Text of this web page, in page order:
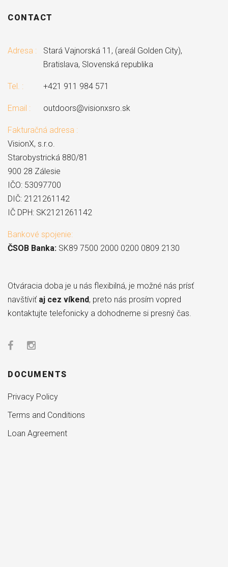
CONTACT
Adresa :
Stará Vajnorská 11, (areál Golden City),
Bratislava, Slovenská republika
Tel. : +421 911 984 571
Email : outdoors@visionxsro.sk
Fakturačná adresa :
VisionX, s.r.o.
Starobystrická 880/81
900 28 Zálesie
IČO: 53097700
DIČ: 2121261142
IČ DPH: SK2121261142
Bankové spojenie:
ČSOB Banka: SK89 7500 2000 0200 0809 2130
Otváracia doba je u nás flexibilná, je možné nás prísť
navštíviť aj cez víkend, preto nás prosím vopred
kontaktujte telefonicky a dohodneme si presný čas.
DOCUMENTS
Privacy Policy
Terms and Conditions
Loan Agreement